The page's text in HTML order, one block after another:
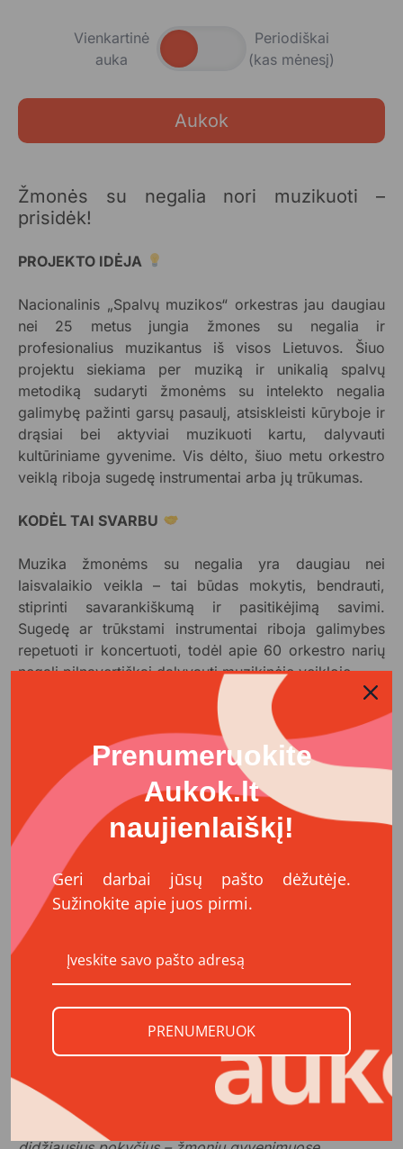
Vienkartinė
auka
Periodiškai
(kas mėnesį)
Aukok
Žmonės su negalia nori muzikuoti –
prisidėk!
PROJEKTO IDĖJA
Nacionalinis „Spalvų muzikos“ orkestras jau daugiau
nei 25 metus jungia žmones su negalia ir
profesionalius muzikantus iš visos Lietuvos. Šiuo
projektu siekiama per muziką ir unikalią spalvų
metodiką sudaryti žmonėms su intelekto negalia
galimybę pažinti garsų pasaulį, atsiskleisti kūryboje ir
drąsiai bei aktyviai muzikuoti kartu, dalyvauti
kultūriniame gyvenime. Vis dėlto, šiuo metu orkestro
veiklą riboja sugedę instrumentai arba jų trūkumas.
KODĖL TAI SVARBU
Muzika žmonėms su negalia yra daugiau nei
laisvalaikio veikla – tai būdas mokytis, bendrauti,
stiprinti savarankiškumą ir pasitikėjimą savimi.
Sugedę ar trūkstami instrumentai riboja galimybes
repetuoti ir koncertuoti, todėl apie 60 orkestro narių
negali pilnavertiškai dalyvauti muzikinėje veikloje.
Jūsų parama leis užtikrinti, kad žmonės su negalia
galėtų toliau kurti, mokytis ir būti matomi visuomenėje
kaip lygiaverčiai kultūrinio gyvenimo dalyviai.
KOKS POVEIKIS
Surinktos lėšos mums leis:
•įsigyti trūkstamus muzikos instrumentus,
•užtikrinti reguliarias, kokybiškas repeticijas apie 60
orkestro narių,
•lavinti negalią turinčių asmenų muzikinius gebėjimus,
stiprinti pasitikėjimą savimi, auginti jų
savarankiškumą,
visuomenės narių, matomumą,
•organizuoti koncertus Lietuvoje ir užsienyje.
Kviečiame prisidėti prie projekto ir tapti
prasmingos, ilgalaikę vertę kuriančios veiklos dalimi.
Jūsų parama padės muzikai skambėti ten, kur ji kuria
Prenumeruokite
Aukok.lt
naujienlaiškį!
Geri darbai jūsų pašto dėžutėje.
Sužinokite apie juos pirmi.
PRENUMERUOK